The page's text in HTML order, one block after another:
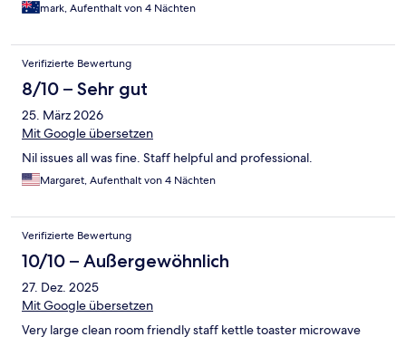
mark, Aufenthalt von 4 Nächten
Verifizierte Bewertung
8/10 – Sehr gut
25. März 2026
Mit Google übersetzen
Nil issues all was fine. Staff helpful and professional.
Margaret, Aufenthalt von 4 Nächten
Verifizierte Bewertung
10/10 – Außergewöhnlich
27. Dez. 2025
Mit Google übersetzen
Very large clean room friendly staff kettle toaster microwave